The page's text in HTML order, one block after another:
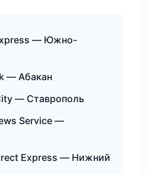
— Южно-
— Абакан
— Ставрополь
Service —
Express — Нижний